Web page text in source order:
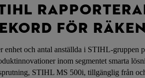
FÖR
enhet och antal anställda i STIHL-gruppen
inom segmentet smarta
STIHL MS 500i, tillgänglig från